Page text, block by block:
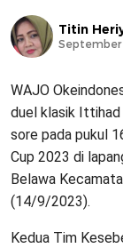
Titin
September
WAJO
duel klasik
sore pada pukul
Cup 2023 di
Belawa
(14/9/2023).
Kedua Tim